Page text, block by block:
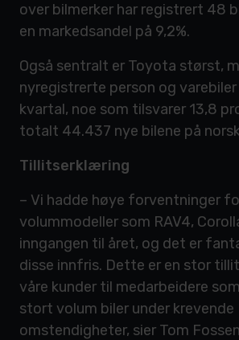
over bilmerker har registrert 48
en markedsandel på 9,2%.
Også sentralt er Toyota størst,
nyregistrerte person og
kvartal, noe som tilsvarer 13,8
totalt 44.437 nye bilene på
Tillitserklæring
– Vi hadde høye forventninger
volummodeller som RAV4,
inngangen til året, og det er
disse innfris. Dette er en stor
våre kunder til medarbeidere
stort volum biler under krevende
omstendigheter, sier Tom